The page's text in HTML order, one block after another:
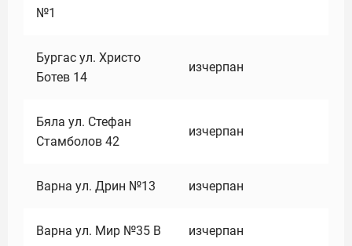
№1
Бургас ул. Христо
Ботев 14
изчерпан
Бяла ул. Стефан
Стамболов 42
изчерпан
Варна ул. Дрин №13 изчерпан
Варна ул. Мир №35 В изчерпан